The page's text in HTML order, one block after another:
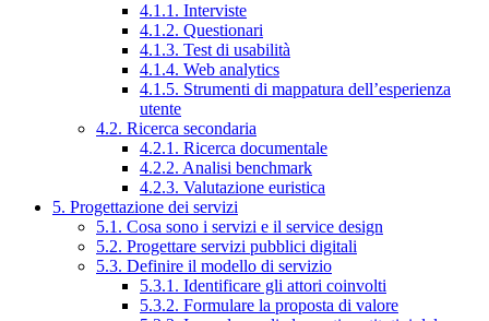
4.1.1. Interviste
4.1.2. Questionari
4.1.3. Test di usabilità
4.1.4. Web analytics
4.1.5. Strumenti di mappatura dell’esperienza
utente
4.2. Ricerca secondaria
4.2.1. Ricerca documentale
4.2.2. Analisi benchmark
4.2.3. Valutazione euristica
5. Progettazione dei servizi
5.1. Cosa sono i servizi e il service design
5.2. Progettare servizi pubblici digitali
5.3. Definire il modello di servizio
5.3.1. Identificare gli attori coinvolti
5.3.2. Formulare la proposta di valore